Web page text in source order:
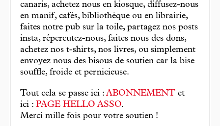
canaris, achetez nous en kiosque, diffusez-nous
en manif, cafés, bibliothèque ou en librairie,
faites notre pub sur la toile, partagez nos posts
insta, répercutez-nous, faites nous des dons,
achetez nos t-shirts, nos livres, ou simplement
envoyez nous des bisous de soutien car la bise
souffle, froide et pernicieuse.
Tout cela se passe ici : ABONNEMENT et
ici : PAGE HELLO ASSO.
Merci mille fois pour votre soutien !